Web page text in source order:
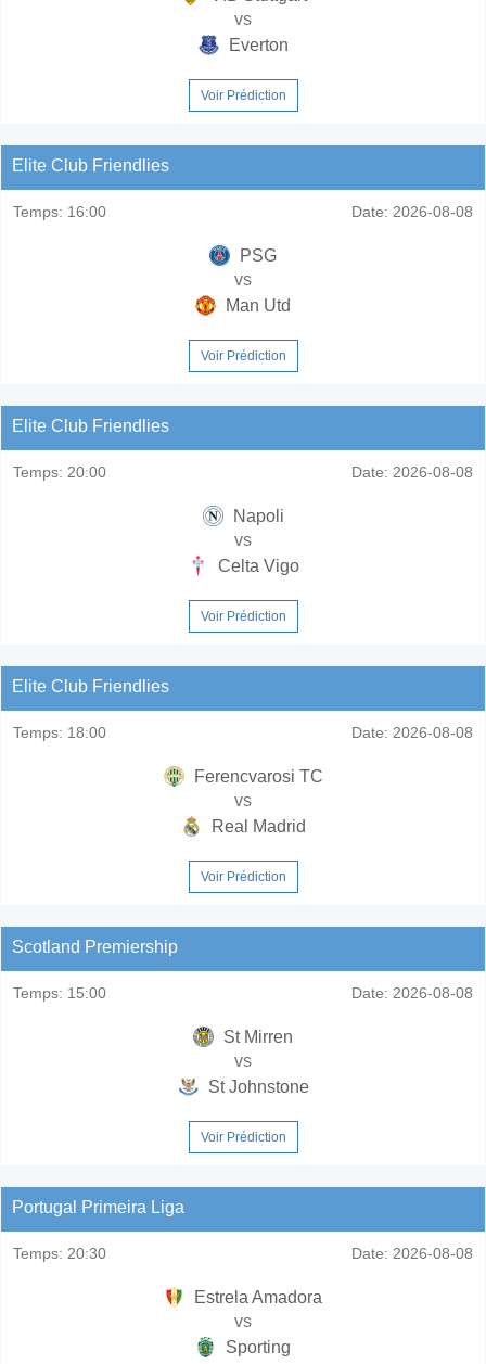
vs
Everton
Voir Prédiction
Elite Club Friendlies
Temps: 16:00 Date: 2026-08-08
PSG
vs
Man Utd
Voir Prédiction
Elite Club Friendlies
Temps: 20:00 Date: 2026-08-08
Napoli
vs
Celta Vigo
Voir Prédiction
Elite Club Friendlies
Temps: 18:00 Date: 2026-08-08
Ferencvarosi TC
vs
Real Madrid
Voir Prédiction
Scotland Premiership
Temps: 15:00 Date: 2026-08-08
St Mirren
vs
St Johnstone
Voir Prédiction
Portugal Primeira Liga
Temps: 20:30 Date: 2026-08-08
Estrela Amadora
vs
Sporting